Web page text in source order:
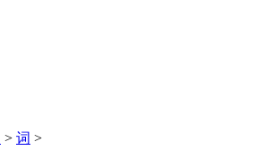
> 词 >